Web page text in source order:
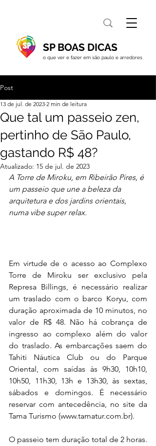
SP BOAS DICAS
o que ver e fazer em são paulo e arredores
Post
Que tal um passeio zen,
pertinho de São Paulo,
gastando R$ 48?
13 de jul. de 2023 2 min de leitura
Atualizado: 15 de jul. de 2023
A Torre de Miroku, em Ribeirão Pires, é
um passeio que une a beleza da
arquitetura e dos jardins orientais,
numa vibe super relax.
Em virtude de o acesso ao Complexo
Torre de Miroku ser exclusivo pela
Represa Billings, é necessário realizar
um traslado com o barco Koryu, com
duração aproximada de 10 minutos, no
valor de R$ 48. Não há cobrança de
ingresso ao complexo além do valor
do traslado. As embarcações saem do
Tahiti Náutica Club ou do Parque
Oriental, com saídas às 9h30, 10h10,
10h50, 11h30, 13h e 13h30, às sextas,
sábados e domingos. É necessário
reservar com antecedência, no site da
Tama Turismo (www.tamatur.com.br).
O passeio tem duração total de 2 horas.